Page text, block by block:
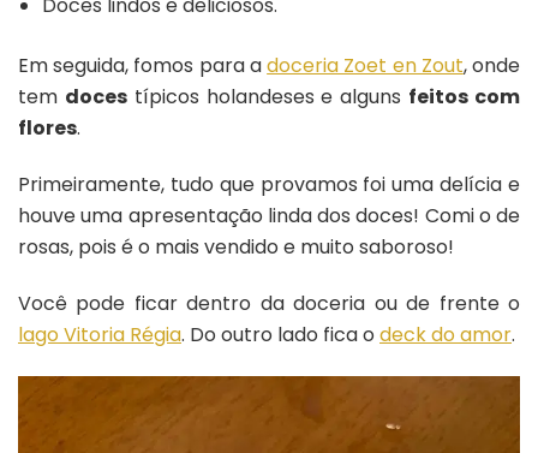
Em seguida, fomos para adoceria Zoet en Zout, onde
tem docestípicos holandeses e alguns feitos com
flores.
Primeiramente, tudo que provamos foi uma delícia e
houve uma apresentação linda dos doces! Comi o de
rosas, pois é o mais vendido e muito saboroso!
Você pode ficar dentro da doceria ou de frente o
lago Vitoria Régia. Do outro lado fica o deck do amor.